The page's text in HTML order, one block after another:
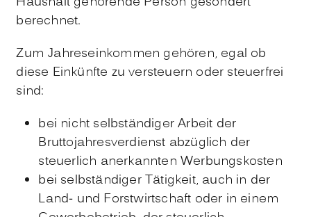
berechnet.
Zum Jahreseinkommen gehören, egal ob
diese Einkünfte zu versteuern oder steuerfrei
sind:
bei nicht selbständiger Arbeit der
Bruttojahresverdienst abzüglich der
steuerlich anerkannten Werbungskosten
bei selbständiger Tätigkeit, auch in der
Land- und Forstwirtschaft oder in einem